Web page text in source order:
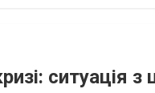
ситуація